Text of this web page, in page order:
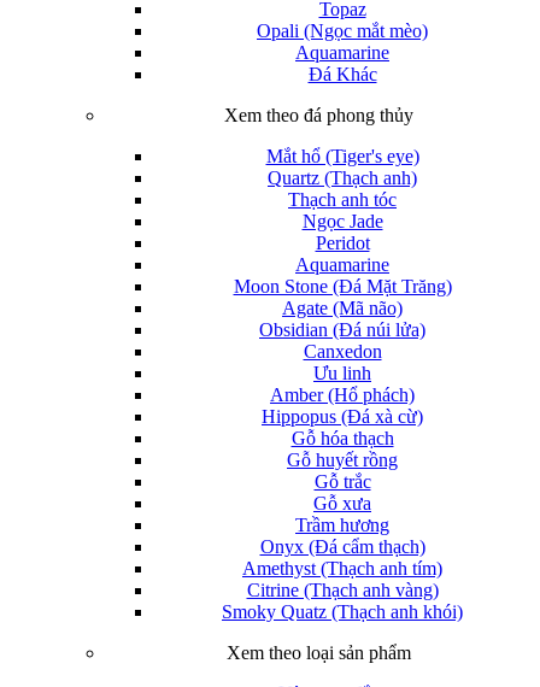
Topaz
Opali (Ngọc mắt mèo)
Aquamarine
Đá Khác
Xem theo đá phong thủy
Mắt hổ (Tiger's eye)
Quartz (Thạch anh)
Thạch anh tóc
Ngọc Jade
Peridot
Aquamarine
Moon Stone (Đá Mặt Trăng)
Agate (Mã não)
Obsidian (Đá núi lửa)
Canxedon
Ưu linh
Amber (Hổ phách)
Hippopus (Đá xà cừ)
Gỗ hóa thạch
Gỗ huyết rồng
Gỗ trắc
Gỗ xưa
Trầm hương
Onyx (Đá cẩm thạch)
Amethyst (Thạch anh tím)
Citrine (Thạch anh vàng)
Smoky Quatz (Thạch anh khói)
Xem theo loại sản phẩm